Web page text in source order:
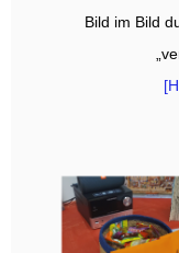
Bild im Bild